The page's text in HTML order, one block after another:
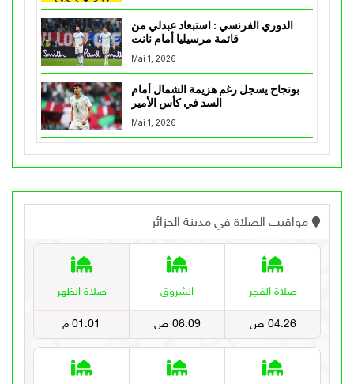
الدوري الفرنسي : استبعاد عبدلي من
قائمة مرسيليا أمام نانت
Mai 1, 2026
بونجاح يسجل رغم هزيمة الشمال أمام
السد في كأس الأمير
Mai 1, 2026